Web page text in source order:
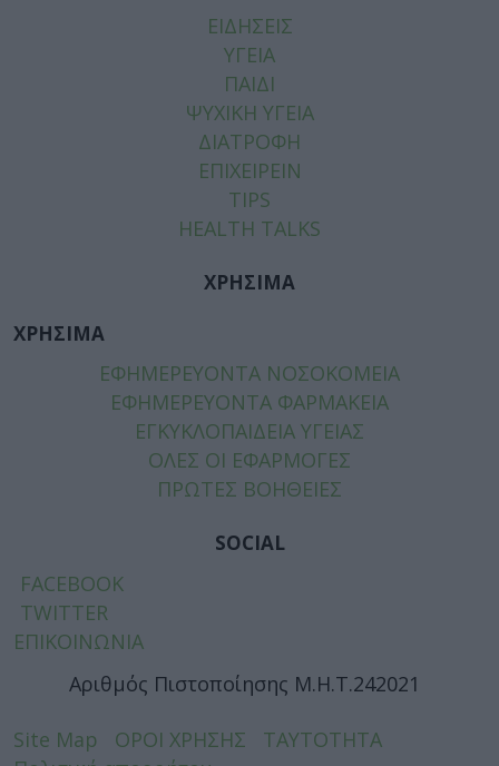
ΕΙΔΗΣΕΙΣ
ΥΓΕΙΑ
ΠΑΙΔΙ
ΨΥΧΙΚΗ ΥΓΕΙΑ
ΔΙΑΤΡΟΦΗ
ΕΠΙΧΕΙΡΕΙΝ
TIPS
HEALTH TALKS
ΧΡΗΣΙΜΑ
ΧΡΗΣΙΜΑ
ΕΦΗΜΕΡΕΥΟΝΤΑ ΝΟΣΟΚΟΜΕΙΑ
ΕΦΗΜΕΡΕΥΟΝΤΑ ΦΑΡΜΑΚΕΙΑ
ΕΓΚΥΚΛΟΠΑΙΔΕΙΑ ΥΓΕΙΑΣ
ΟΛΕΣ ΟΙ ΕΦΑΡΜΟΓΕΣ
ΠΡΩΤΕΣ ΒΟΗΘΕΙΕΣ
SOCIAL
FACEBOOK
TWITTER
ΕΠΙΚΟΙΝΩΝΙΑ
Αριθμός Πιστοποίησης Μ.Η.Τ.242021
Site Map ΟΡΟΙ ΧΡΗΣΗΣ
ΤΑΥΤΟΤΗΤΑ